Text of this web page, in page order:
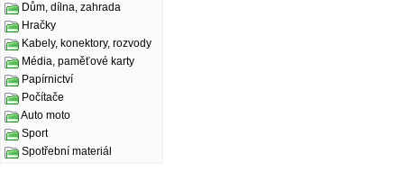
Dům, dílna, zahrada
Hračky
Kabely, konektory, rozvody
Média, paměťové karty
Papírnictví
Počítače
Auto moto
Sport
Spotřební materiál